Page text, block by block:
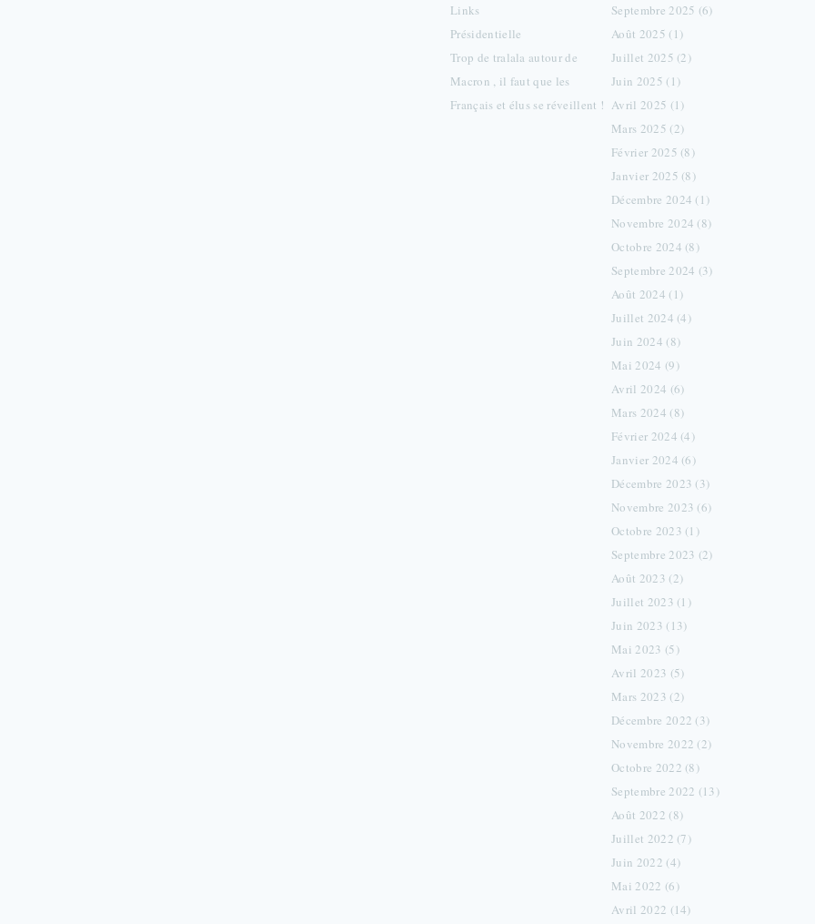
Links
Présidentielle
Trop de tralala autour de
Macron , il faut que les
Français et élus se réveillent !
Septembre 2025 (6)
Août 2025 (1)
Juillet 2025 (2)
Juin 2025 (1)
Avril 2025 (1)
Mars 2025 (2)
Février 2025 (8)
Janvier 2025 (8)
Décembre 2024 (1)
Novembre 2024 (8)
Octobre 2024 (8)
Septembre 2024 (3)
Août 2024 (1)
Juillet 2024 (4)
Juin 2024 (8)
Mai 2024 (9)
Avril 2024 (6)
Mars 2024 (8)
Février 2024 (4)
Janvier 2024 (6)
Décembre 2023 (3)
Novembre 2023 (6)
Octobre 2023 (1)
Septembre 2023 (2)
Août 2023 (2)
Juillet 2023 (1)
Juin 2023 (13)
Mai 2023 (5)
Avril 2023 (5)
Mars 2023 (2)
Décembre 2022 (3)
Novembre 2022 (2)
Octobre 2022 (8)
Septembre 2022 (13)
Août 2022 (8)
Juillet 2022 (7)
Juin 2022 (4)
Mai 2022 (6)
Avril 2022 (14)